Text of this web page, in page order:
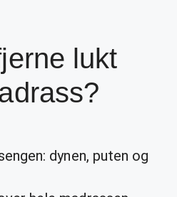
lukt
dynen, puten og